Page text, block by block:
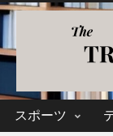
スポーツ